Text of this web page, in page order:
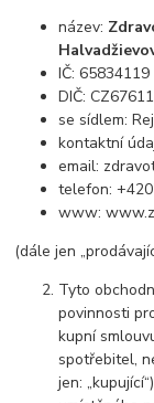
název:
IČ: 65834119
DIČ:
se sídlem:
kontaktní
email:
telefon:
www:
(dále jen
Tyto
povinnosti
kupní
spotřebitel,
jen: